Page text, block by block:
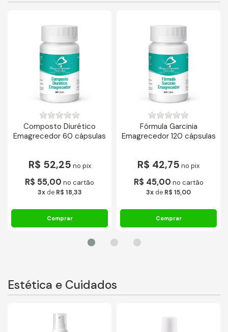
Composto Diurético
Emagrecedor 60 cápsulas
R$ 52,25 no pix
R$ 55,00 no cartão
3xde R$ 18,33
Fórmula Garcinia
Emagrecedor 120 cápsulas
R$ 42,75 no pix
R$ 45,00 no cartão
3x de R$ 15,00
Estética e Cuidados